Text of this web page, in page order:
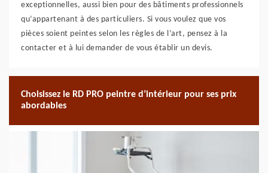
exceptionnelles, aussi bien pour des bâtiments professionnels
qu’appartenant à des particuliers. Si vous voulez que vos
pièces soient peintes selon les règles de l’art, pensez à la
contacter et à lui demander de vous établir un devis.
Choisissez le RD PRO peintre d’intérieur pour ses prix
abordables